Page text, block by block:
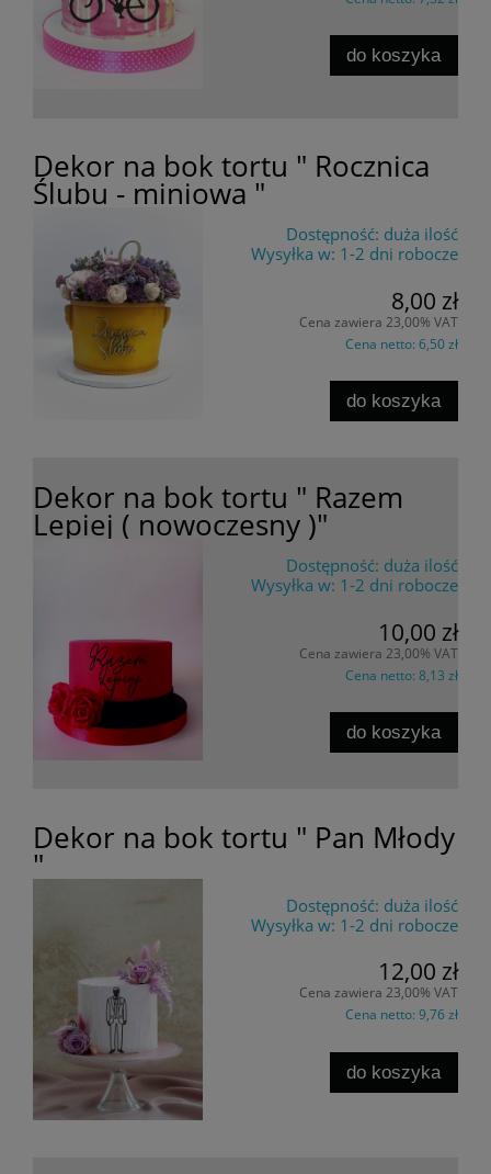
do koszyka
Dekor na bok tortu " Rocznica
Ślubu - miniowa "
Dostępność: duża ilość
Wysyłka w: 1-2 dni robocze
8,00 zł
Cena zawiera 23,00% VAT
Cena netto: 6,50 zł
do koszyka
Dekor na bok tortu " Razem
Lepiej ( nowoczesny )"
Dostępność: duża ilość
Wysyłka w: 1-2 dni robocze
10,00 zł
Cena zawiera 23,00% VAT
Cena netto: 8,13 zł
do koszyka
Dekor na bok tortu " Pan Młody
"
Dostępność: duża ilość
Wysyłka w: 1-2 dni robocze
12,00 zł
Cena zawiera 23,00% VAT
Cena netto: 9,76 zł
do koszyka